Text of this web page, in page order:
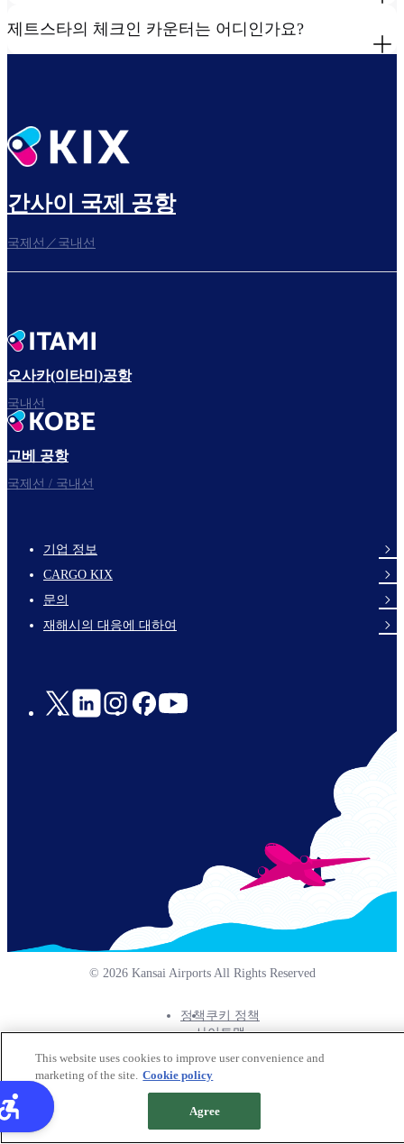
제트스타의 체크인 카운터는 어디인가요?
간사이 국제 공항
국제선／국내선
오사카(이타미)공항
국내선
고베 공항
국제선 / 국내선
footer-
links-
en-
기업 정보
CARGO KIX
문의
재해시의 대응에 대하여
Social
© 2026 Kansai Airports All Rights Reserved
Footer
Info
Menu
정책 쿠키 정책
사이트맵
This website uses cookies to improve user convenience and
marketing of the site. Cookie policy
Agree